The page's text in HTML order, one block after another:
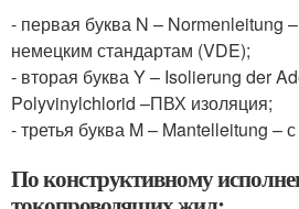
- первая буква N – Normenleitung
немецким стандартам (VDE);
- вторая буква Y – Isolierung der
Polyvinylchlorid –ПВХ изоляция;
- третья буква M – Mantelleitung –
По конструктивному